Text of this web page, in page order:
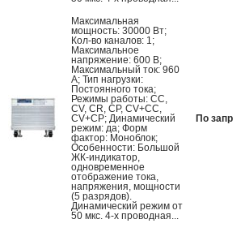
Максимальная
мощность: 30000 Вт;
Кол-во каналов: 1;
Максимальное
напряжение: 600 В;
Максимальный ток: 960
А; Тип нагрузки:
Постоянного тока;
Режимы работы: CC,
CV, CR, CP, CV+CC,
CV+CP; Динамический
режим: да; Форм
фактор: Моноблок;
Особенности: Большой
ЖК-индикатор,
одновременное
отображение тока,
напряжения, мощности
(5 разрядов).
Динамический режим от
50 мкс. 4-х проводная...
По